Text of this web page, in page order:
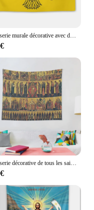
Tapisserie murale décorative avec drapeau impérial byzantin, papier peint par les polarisation orthodoxes grecs
Tapisserie décorative de tous les saintes, icône chrétienne, décoration murale